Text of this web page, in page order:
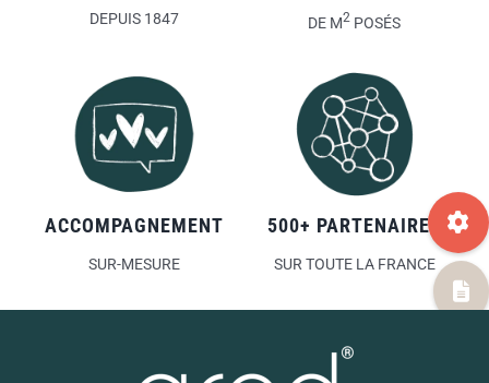
DEPUIS 1847 DE M2 POSÉS
ACCOMPAGNEMENT
SUR-MESURE
500+ PARTENAIRES
SUR TOUTE LA FRANCE